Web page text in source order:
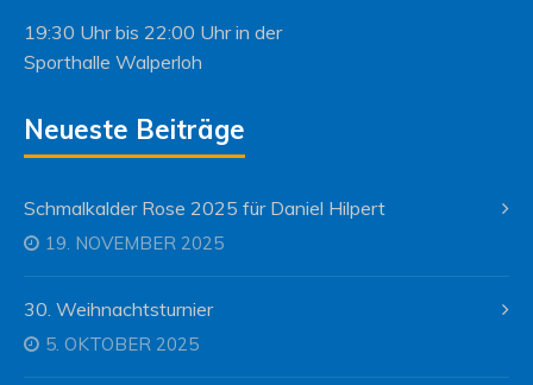
19:30 Uhr bis 22:00 Uhr in der
Sporthalle Walperloh
Neueste Beiträge
Schmalkalder Rose 2025 für Daniel Hilpert
19. NOVEMBER 2025
30. Weihnachtsturnier
5. OKTOBER 2025